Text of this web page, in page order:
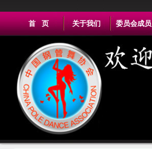
首 页 关于我们 委员会成员